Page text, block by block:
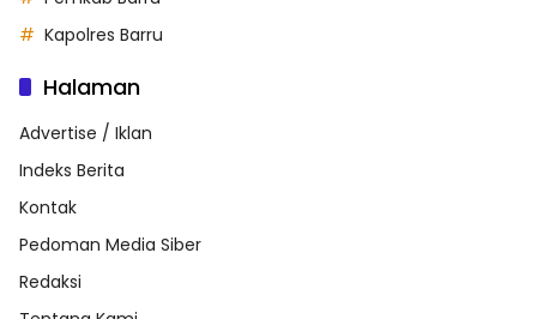
Kapolres Barru
Halaman
Advertise / Iklan
Indeks Berita
Kontak
Pedoman Media Siber
Redaksi